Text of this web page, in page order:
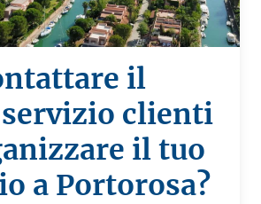
il
clienti
il tuo
a Portorosa?